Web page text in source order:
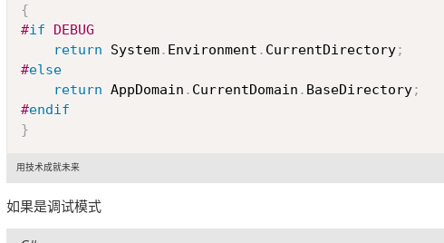
{
#if DEBUG
return System. Environment . CurrentDirectory;
#else
return AppDomain . CurrentDomain . BaseDirectory;
#endif
}
用技术成就未来
如果是调试模式